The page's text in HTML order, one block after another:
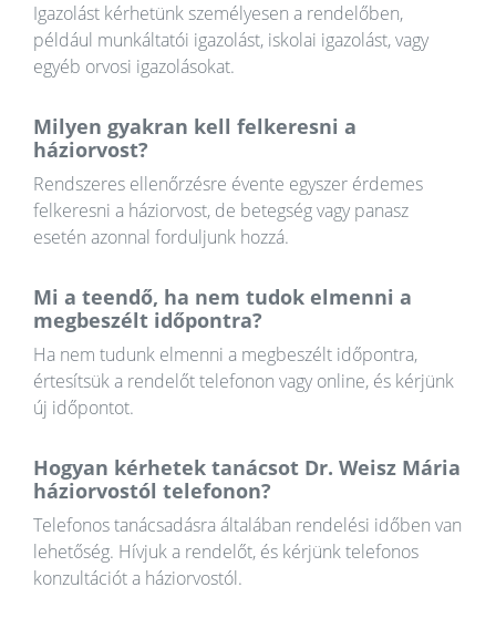
Igazolást kérhetünk személyesen a rendelőben,
például munkáltatói igazolást, iskolai igazolást, vagy
egyéb orvosi igazolásokat.
Milyen gyakran kell felkeresni a
háziorvost?
Rendszeres ellenőrzésre évente egyszer érdemes
felkeresni a háziorvost, de betegség vagy panasz
esetén azonnal forduljunk hozzá.
Mi a teendő, ha nem tudok elmenni a
megbeszélt időpontra?
Ha nem tudunk elmenni a megbeszélt időpontra,
értesítsük a rendelőt telefonon vagy online, és kérjünk
új időpontot.
Hogyan kérhetek tanácsot Dr. Weisz Mária
háziorvostól telefonon?
Telefonos tanácsadásra általában rendelési időben van
lehetőség. Hívjuk a rendelőt, és kérjünk telefonos
konzultációt a háziorvostól.